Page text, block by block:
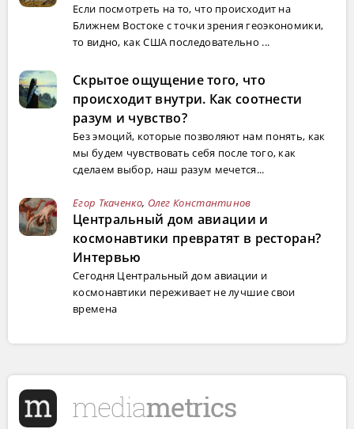
Если посмотреть на то, что происходит на
Ближнем Востоке с точки зрения геоэкономики,
то видно, как США последовательно ...
Скрытое ощущение того, что
происходит внутри. Как соотнести
разум и чувство?
Без эмоций, которые позволяют нам понять, как
мы будем чувствовать себя после того, как
сделаем выбор, наш разум мечется...
Егор Ткаченко, Олег Константинов
Центральный дом авиации и
космонавтики превратят в ресторан?
Интервью
Сегодня Центральный дом авиации и
космонавтики переживает не лучшие свои
времена